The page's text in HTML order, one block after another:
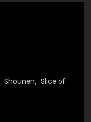
Shounen, Slice of